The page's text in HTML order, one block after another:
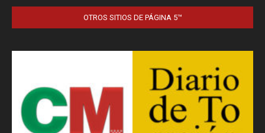
OTROS SITIOS DE PÁGINA 5™